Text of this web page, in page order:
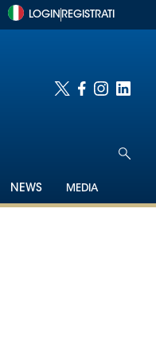
LOGIN REGISTRATI
NEWS MEDIA